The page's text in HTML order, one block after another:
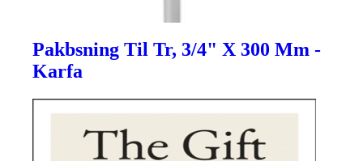
Pakbsning Til Tr, 3/4" X 300 Mm -
Karfa